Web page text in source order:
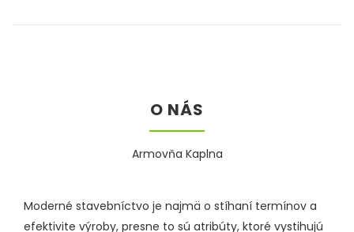
O NÁS
Armovňa Kaplna
Moderné stavebníctvo je najmä o stíhaní termínov a
efektivite výroby, presne to sú atribúty, ktoré vystihujú